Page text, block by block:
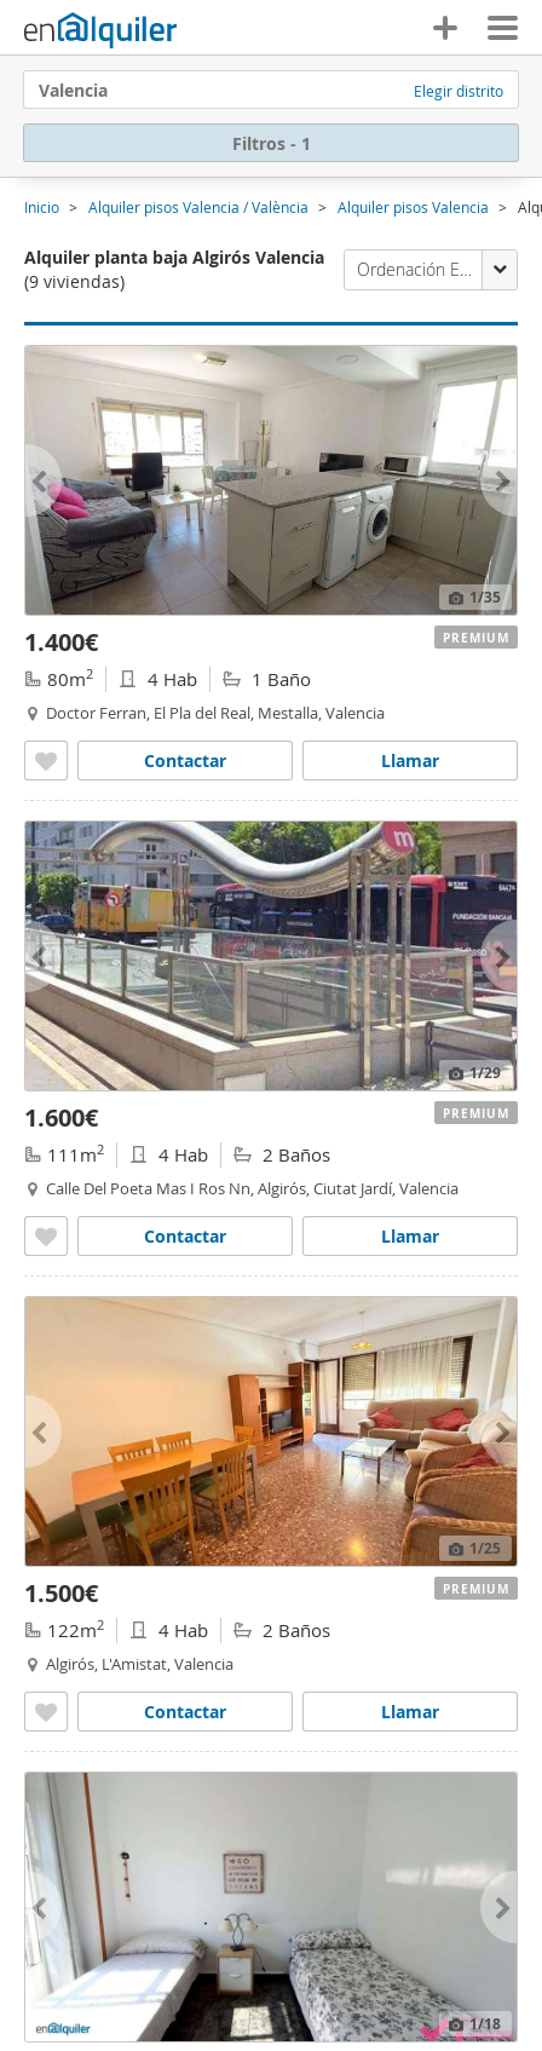
Valencia Elegir distrito
Filtros - 1
Inicio Alquiler pisos Valencia / València Alquiler pisos Valencia
Alquiler planta baja Algirós Valencia
(9 viviendas)
Ordenación Enalquiler
1/35
1.400€
80m2 4 Hab 1 Baño
Doctor Ferran, El Pla del Real, Mestalla, Valencia
Llamar
Contactar
PREMIUM
1/29
1.600€
111m2 4 Hab 2 Baños
Calle Del Poeta Mas I Ros Nn, Algirós, Ciutat Jardí, Valencia
Llamar
Contactar
PREMIUM
1/25
1.500€
122m2 4 Hab 2 Baños
Algirós, L'Amistat, Valencia
Llamar
Contactar
PREMIUM
1/18